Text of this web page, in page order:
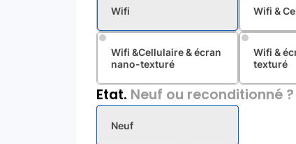
Wifi Wifi &
Wifi &Cellulaire & écran
nano-texturé
Wifi &
texturé
Etat. Neuf ou reconditionné ?
Neuf